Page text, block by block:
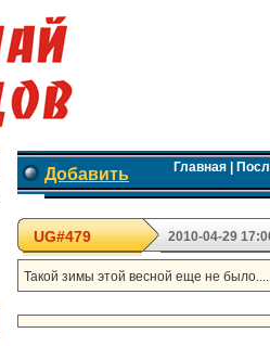
Добавить Главная|
UG#479 2010-04-29
Такой зимы этой весной еще не